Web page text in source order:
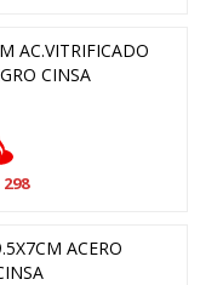
AC.VITRIFICADO
CINSA
298
ACERO